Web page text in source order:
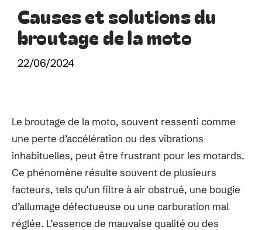
Causes et solutions du
broutage de la moto
22/06/2024
Le broutage de la moto, souvent ressenti comme
une perte d’accélération ou des vibrations
inhabituelles, peut être frustrant pour les motards.
Ce phénomène résulte souvent de plusieurs
facteurs, tels qu’un filtre à air obstrué, une bougie
d’allumage défectueuse ou une carburation mal
réglée. L’essence de mauvaise qualité ou des